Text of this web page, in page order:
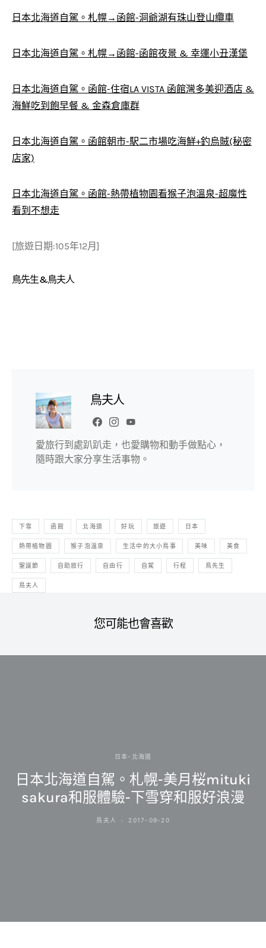
日本北海道自駕。札幌→函館-洞爺湖有珠山登山纜車
日本北海道自駕。札幌→函館-函館夜景 & 幸運小丑漢堡
日本北海道自駕。函館-住宿LA VISTA 函館灣多美迎酒店 &
海鮮吃到飽早餐 & 金森倉庫群
日本北海道自駕。函館朝市-駅二市場吃海鮮+釣烏賊(秘密
店家)
日本北海道自駕。函館-熱帶植物園看猴子泡溫泉-超魔性
看到不想走
[旅遊日期:105年12月]
鳥先生&鳥夫人
鳥夫人
愛旅行到處趴趴走，也愛購物和動手做點心，
隨時跟大家分享生活事物。
下雪 函館 北海道 好玩 旅遊 日本
熱帶植物園 猴子泡溫泉 生活中的大小鳥事 美味 美食
聖誕節 自助旅行 自由行 自駕 行程 鳥先生
鳥夫人
您可能也會喜歡
日本-北海道
日本北海道自駕。札幌-美月桜mituki
sakura和服體驗-下雪穿和服好浪漫
鳥夫人 2017-09-20